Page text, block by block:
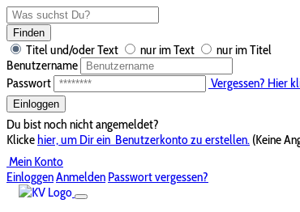
Finden
Titel und/oder Text nur im Text
nur im Titel
Benutzername
Passwort
Vergessen? Hier
Einloggen
Du bist noch nicht angemeldet?
Klickehier, um Dir ein Benutzerkonto zu erstellen. (Keine
Mein Konto
EinloggenAnmelden Passwort vergessen?